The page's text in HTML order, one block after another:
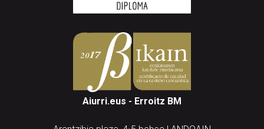
Aiurri.eus - Erroitz BM